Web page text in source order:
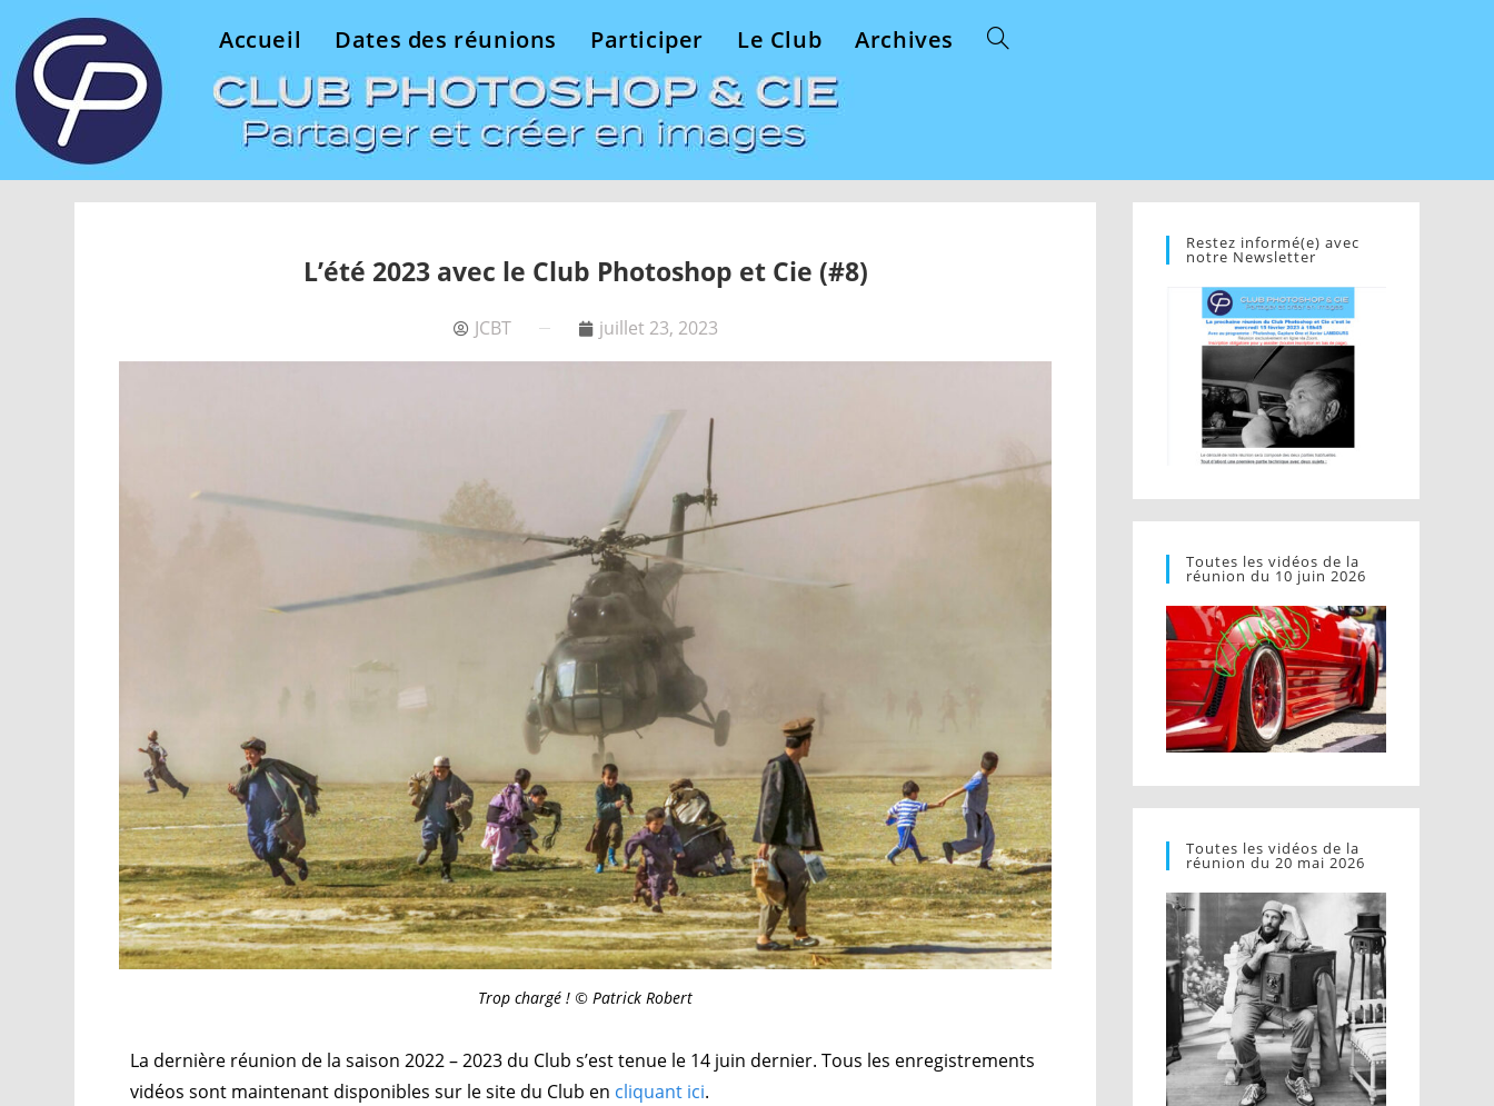
Accueil Dates des réunions Participer Le Club Archives
L’été 2023 avec le Club Photoshop et Cie (#8)
JCBT juillet 23, 2023
Trop chargé ! © Patrick Robert
La dernière réunion de la saison 2022 – 2023 du Club s’est tenue le 14 juin dernier. Tous les enregistrements
vidéos sont maintenant disponibles sur le site du Club en cliquant ici.
Restez informé(e) avec
notre Newsletter
Toutes les vidéos de la
réunion du 10 juin 2026
Toutes les vidéos de la
réunion du 20 mai 2026